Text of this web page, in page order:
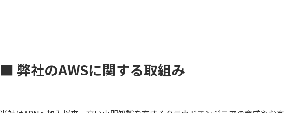
■ 弊社のAWSに関する取組み